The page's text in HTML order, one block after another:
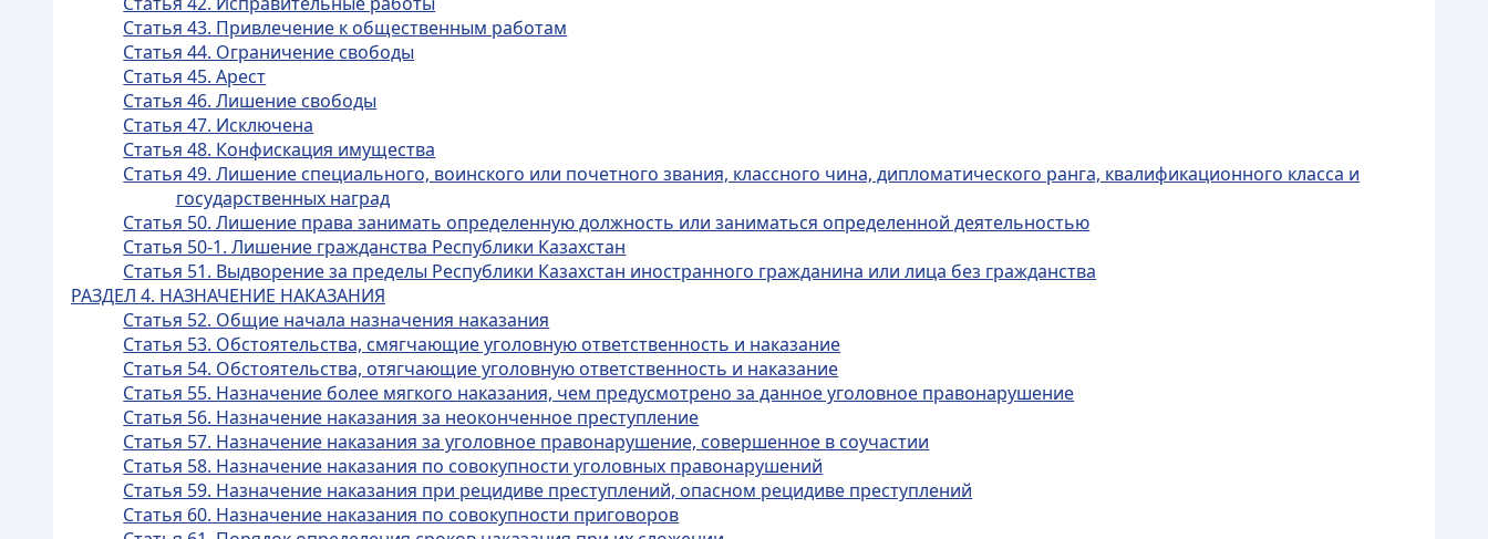
Статья 43. Привлечение к общественным работам
Статья 44. Ограничение свободы
Статья 45. Арест
Статья 46. Лишение свободы
Статья 47. Исключена
Статья 48. Конфискация имущества
Статья 49. Лишение специального, воинского или почетного звания, классного чина, дипломатического ранга, квалификационного класса и
государственных наград
Статья 50. Лишение права занимать определенную должность или заниматься определенной деятельностью
Статья 50-1. Лишение гражданства Республики Казахстан
Статья 51. Выдворение за пределы Республики Казахстан иностранного гражданина или лица без гражданства
РАЗДЕЛ 4. НАЗНАЧЕНИЕ НАКАЗАНИЯ
Статья 52. Общие начала назначения наказания
Статья 53. Обстоятельства, смягчающие уголовную ответственность и наказание
Статья 54. Обстоятельства, отягчающие уголовную ответственность и наказание
Статья 55. Назначение более мягкого наказания, чем предусмотрено за данное уголовное правонарушение
Статья 56. Назначение наказания за неоконченное преступление
Статья 57. Назначение наказания за уголовное правонарушение, совершенное в соучастии
Статья 58. Назначение наказания по совокупности уголовных правонарушений
Статья 59. Назначение наказания при рецидиве преступлений, опасном рецидиве преступлений
Статья 60. Назначение наказания по совокупности приговоров